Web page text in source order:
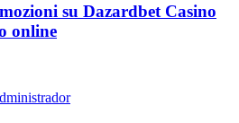
su Dazardbet Casino
online